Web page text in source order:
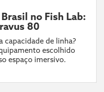
no Fish Lab:
80
capacidade de linha?
escolhido
espaço imersivo.